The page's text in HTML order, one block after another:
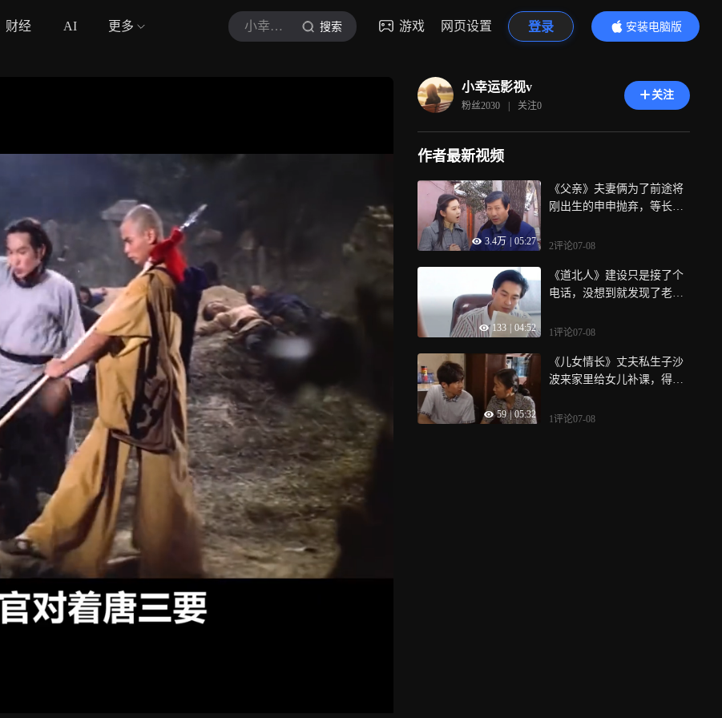
财经 AI 更多 小幸运影视v 搜索 游戏 网页设置 登录
安装电脑版
内容更精彩
小幸运影视v
粉丝2030 | 关注0
关注
作者最新视频
3.4万 05:27
《父亲》夫妻俩为了前途将
刚出生的申申抛弃，等长大
2评论07-08
133 04:52
《道北人》建设只是接了个
电话，没想到就发现了老板
1评论07-08
59 | 05:32
《儿女情长》丈夫私生子沙
波来家里给女儿补课，得知
1评论07-08